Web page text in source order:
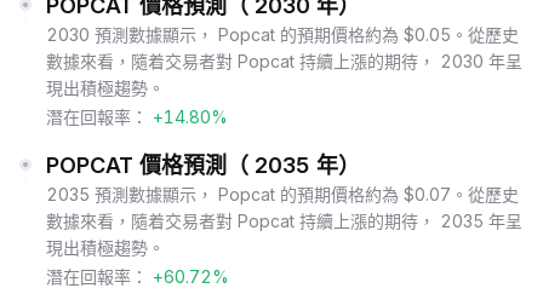
POPCAT 價格預測（ 2030 年）
2030 預測數據顯示， Popcat 的預期價格約為 $0.05。從歷史
數據來看，隨着交易者對 Popcat 持續上漲的期待， 2030 年呈
現出積極趨勢。
潛在回報率：
+14.80%
POPCAT 價格預測（ 2035 年）
2035 預測數據顯示， Popcat 的預期價格約為 $0.07。從歷史
數據來看，隨着交易者對 Popcat 持續上漲的期待， 2035 年呈
現出積極趨勢。
潛在回報率：
+60.72%